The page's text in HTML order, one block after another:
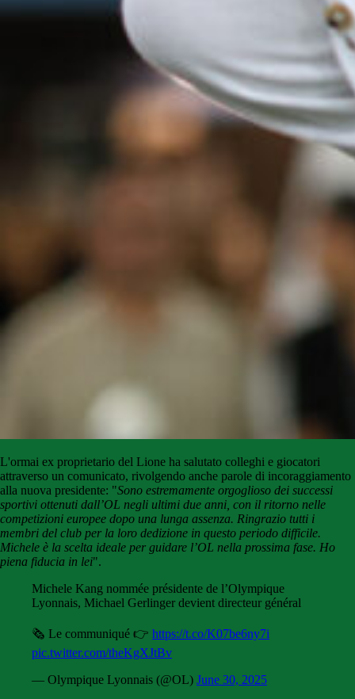
L'ormai ex proprietario del Lione ha salutato colleghi e giocatori
attraverso un comunicato, rivolgendo anche parole di incoraggiamento
alla nuova presidente: "Sono estremamente orgoglioso dei successi
sportivi ottenuti dall’OL negli ultimi due anni, con il ritorno nelle
competizioni europee dopo una lunga assenza. Ringrazio tutti i
membri del club per la loro dedizione in questo periodo difficile.
Michele è la scelta ideale per guidare l’OL nella prossima fase. Ho
piena fiducia in lei".
Michele Kang nommée présidente de l’Olympique
Lyonnais, Michael Gerlinger devient directeur général
🗞️ Le communiqué 👉 https://t.co/K07be6ny7i
pic.twitter.com/theKgXJtBv
— Olympique Lyonnais (@OL) June 30, 2025